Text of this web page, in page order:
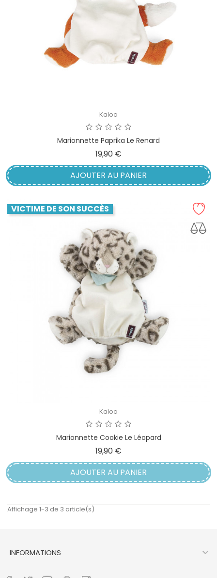
Kaloo
Marionnette Paprika Le Renard
19,90 €
AJOUTER AU PANIER
VICTIME DE SON SUCCÈS
Kaloo
Marionnette Cookie Le Léopard
19,90 €
AJOUTER AU PANIER
Affichage 1-3 de 3 article(s)
INFORMATIONS 